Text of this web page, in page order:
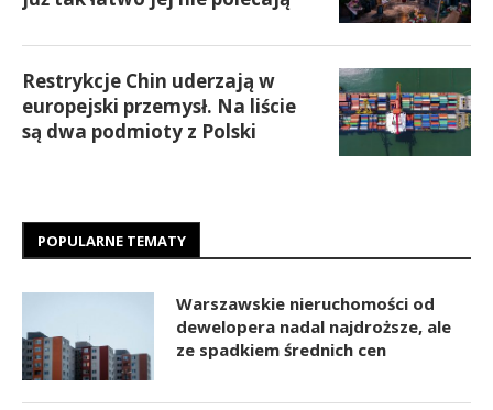
Restrykcje Chin uderzają w
europejski przemysł. Na liście
są dwa podmioty z Polski
POPULARNE TEMATY
Warszawskie nieruchomości od
dewelopera nadal najdroższe, ale
ze spadkiem średnich cen